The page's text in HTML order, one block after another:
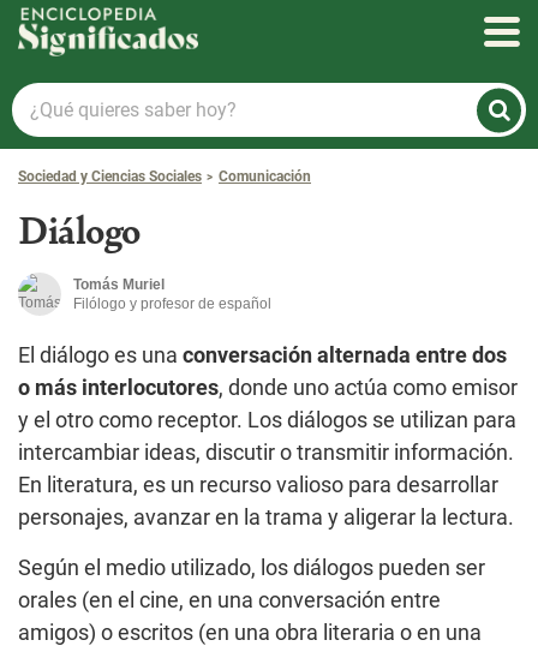
Enciclopedia Significados
¿Qué
quieres
saber
hoy?
Sociedad y Ciencias Sociales Comunicación
Diálogo
Tomás Muriel
Filólogo y profesor de español
El diálogo es una conversación alternada entre dos
o más interlocutores, donde uno actúa como emisor
y el otro como receptor. Los diálogos se utilizan para
intercambiar ideas, discutir o transmitir información.
En literatura, es un recurso valioso para desarrollar
personajes, avanzar en la trama y aligerar la lectura.
Según el medio utilizado, los diálogos pueden ser
orales (en el cine, en una conversación entre
amigos) o escritos (en una obra literaria o en una